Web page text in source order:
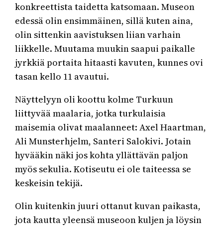
konkreettista taidetta katsomaan. Museon
edessä olin ensimmäinen, sillä kuten aina,
olin sittenkin aavistuksen liian varhain
liikkelle. Muutama muukin saapui paikalle
jyrkkiä portaita hitaasti kavuten, kunnes ovi
tasan kello 11 avautui.
Näyttelyyn oli koottu kolme Turkuun
liittyvää maalaria, jotka turkulaisia
maisemia olivat maalanneet: Axel Haartman,
Ali Munsterhjelm, Santeri Salokivi. Jotain
hyvääkin näki jos kohta yllättävän paljon
myös sekulia. Kotiseutu ei ole taiteessa se
keskeisin tekijä.
Olin kuitenkin juuri ottanut kuvan paikasta,
jota kautta yleensä museoon kuljen ja löysin